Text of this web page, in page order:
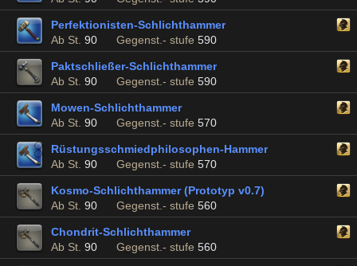
Perfektionisten-Schlichthammer
Ab St. 90 Gegenst.- stufe 590
Paktschließer-Schlichthammer
Ab St. 90 Gegenst.- stufe 590
Mowen-Schlichthammer
Ab St. 90 Gegenst.- stufe 570
Rüstungsschmiedphilosophen-Hammer
Ab St. 90 Gegenst.- stufe 570
Kosmo-Schlichthammer (Prototyp v0.7)
Ab St. 90 Gegenst.- stufe 560
Chondrit-Schlichthammer
Ab St. 90 Gegenst.- stufe 560